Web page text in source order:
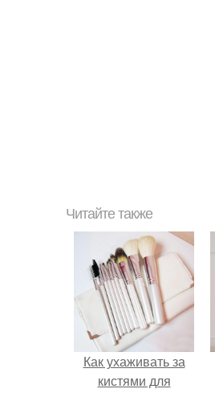
Читайте также
Как ухаживать за
кистями для